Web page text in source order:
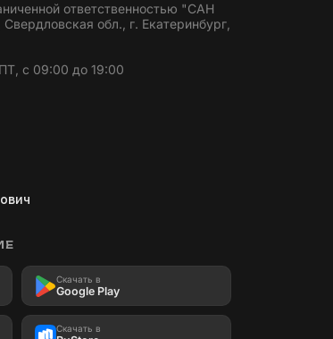
ответственностью "САН
обл., г. Екатеринбург,
с 09:00 до 19:00
Скачать в
Google Play
Скачать в